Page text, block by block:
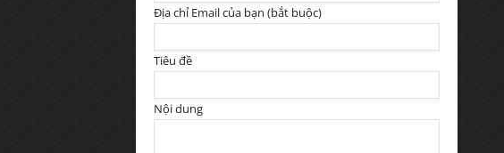
Địa chỉ Email của bạn (bắt buộc)
Tiêu đề
Nội dung